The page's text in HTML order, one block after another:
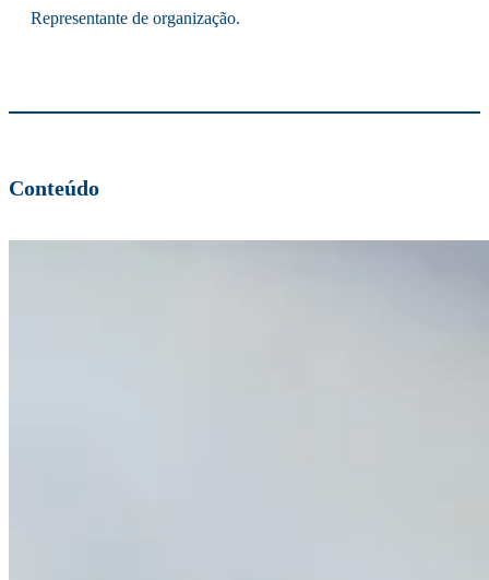
Representante de organização.
Conteúdo